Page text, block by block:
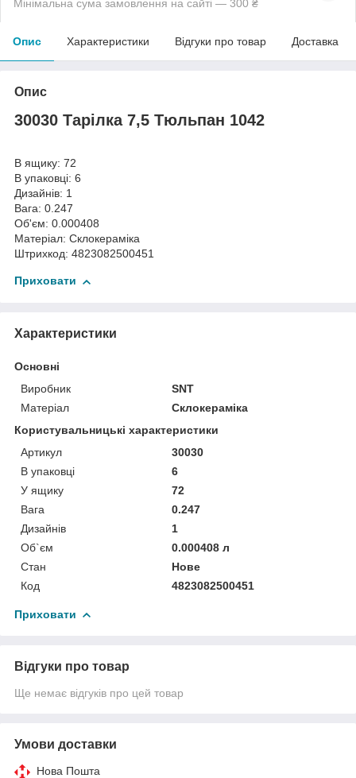
Мінімальна сума замовлення на сайті — 300 ₴
Опис Характеристики Відгуки про товар Доставка
Опис
30030 Тарілка 7,5 Тюльпан 1042
В ящику: 72
В упаковці: 6
Дизайнів: 1
Вага: 0.247
Об'єм: 0.000408
Матеріал: Склокераміка
Штрихкод: 4823082500451
Приховати
Характеристики
Основні
Виробник
SNT
Матеріал
Склокераміка
Користувальницькі характеристики
Артикул
30030
В упаковці
6
У ящику
72
Вага
0.247
Дизайнів
1
Об`єм
0.000408 л
Стан
Нове
Код
4823082500451
Приховати
Відгуки про товар
Ще немає відгуків про цей товар
Умови доставки
Нова Пошта